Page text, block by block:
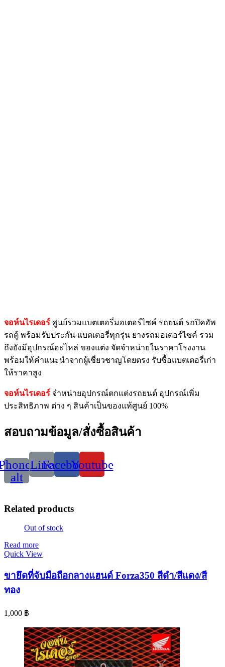
จอห์นไรเดอร์ ศูนย์รวมแบตเตอรี่มอเตอร์ไซค์ รถยนต์ รถปิคอัพ
รถตู้ พร้อมรับประกัน แบตเตอรี่ทุกรุ่น ยางรถมอเตอร์ไซค์ รวม
ถึงยังมีอุปกรณ์อะไหล่ ของแต่ง จัดจำหน่ายในราคาโรงงาน
พร้อมให้คำแนะนำจากผู้เชี่ยวชาญโดยตรง รับซื้อแบตเตอรี่เก่า
ให้ราคาสูง
จอห์นไรเดอร์ จำหน่ายอุปกรณ์ตกแต่งรถยนต์ อุปกรณ์เพิ่ม
ประสิทธิภาพ ต่าง ๆ สินค้าเป็นของแท้ศูนย์ 100%
สอบถามข้อมูล/สั่งซื้อสินค้า
alt
LineFacebookYoutube
Related products
Out of stock
Read more
Quick View
ขายึดที่จับมือถือกลางแฮนด์ Forza350 สีดำ/สีแดง/สี
ทอง
1,000 ฿